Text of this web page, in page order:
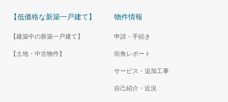
【低価格な新築一戸建て】
【建築中の新築一戸建て】
【土地・中古物件】
物件情報
申請・手続き
街角レポート
サービス・追加工事
自己紹介・近況